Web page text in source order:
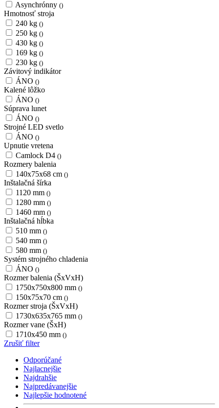
Asynchrónny ()
Hmotnosť stroja
240 kg ()
250 kg ()
430 kg ()
169 kg ()
230 kg ()
Závitový indikátor
ÁNO ()
Kalené lôžko
ÁNO ()
Súprava lunet
ÁNO ()
Strojné LED svetlo
ÁNO ()
Upnutie vretena
Camlock D4 ()
Rozmery balenia
140x75x68 cm ()
Inštalačná šírka
1120 mm ()
1280 mm ()
1460 mm ()
Inštalačná hĺbka
510 mm ()
540 mm ()
580 mm ()
Systém strojného chladenia
ÁNO ()
Rozmer balenia (ŠxVxH)
1750x750x800 mm ()
150x75x70 cm ()
Rozmer stroja (ŠxVxH)
1730x635x765 mm ()
Rozmer vane (ŠxH)
1710x450 mm ()
Zrušiť filter
Odporúčané
Najlacnejšie
Najdrahšie
Najpredávanejšie
Najlepšie hodnotené